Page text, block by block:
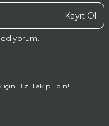
Kayıt Ol
Bizi Takip Edin!